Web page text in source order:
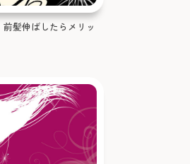
髪伸ばしたらメリッ